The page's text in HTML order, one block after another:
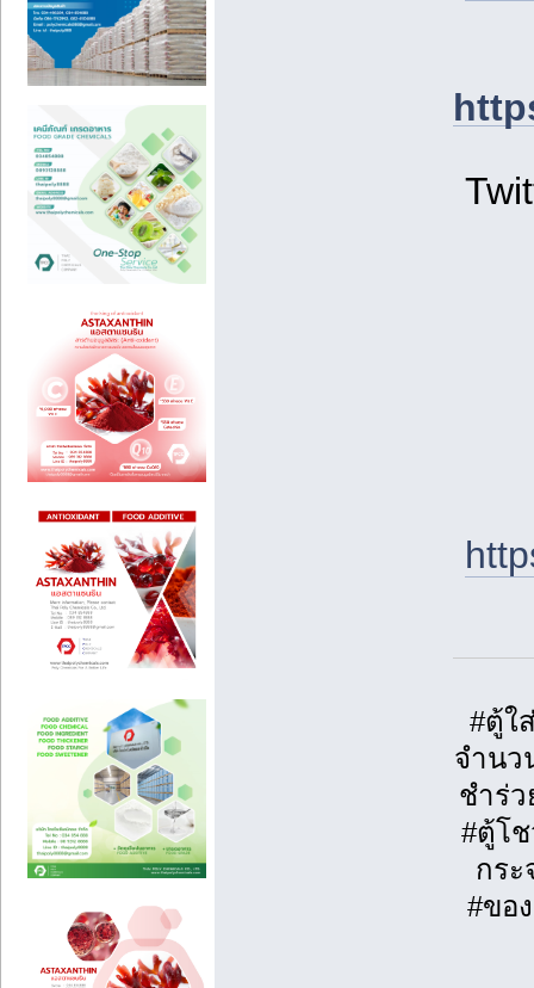
#ตู้ใ
จำนว
ชำร่
#ตู้โ
กร
#ขอ